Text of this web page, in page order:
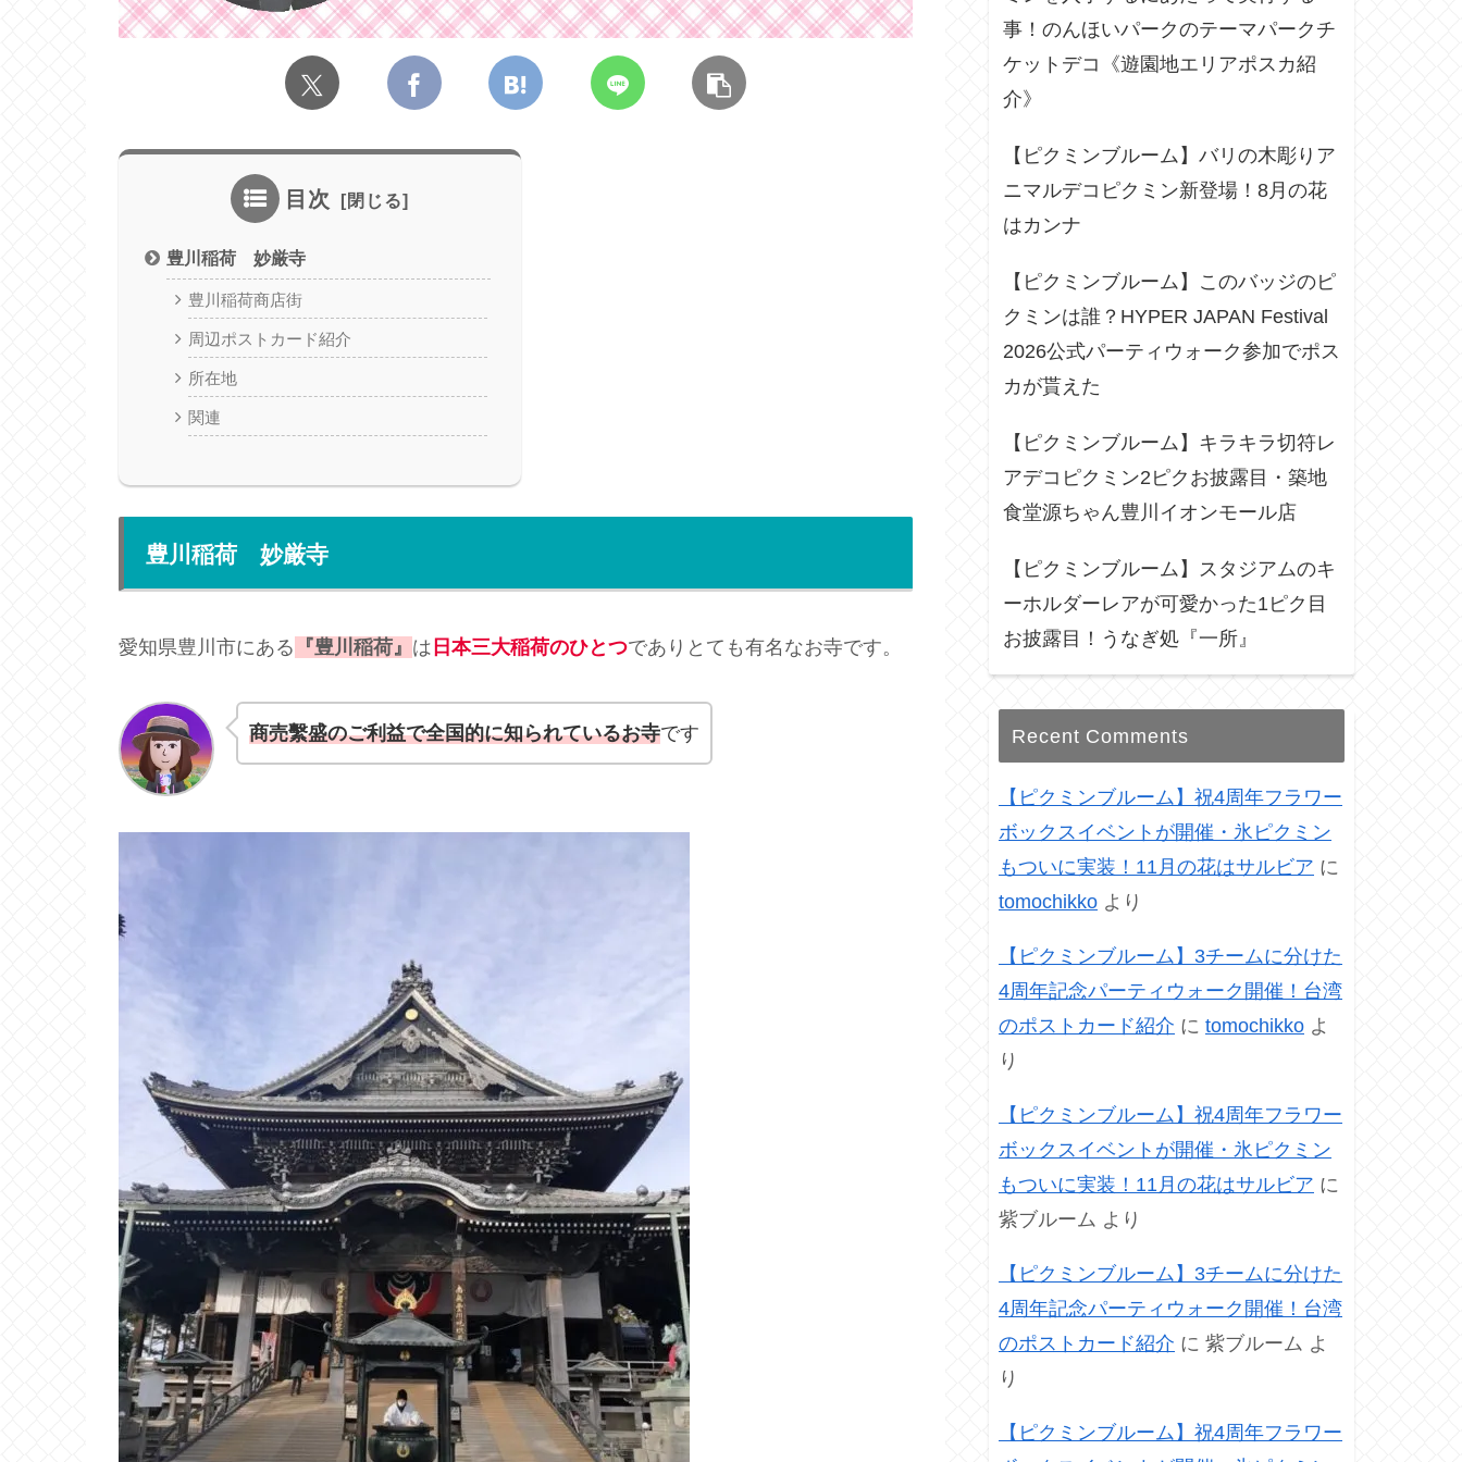
目次
豊川稲荷 妙厳寺
豊川稲荷商店街
周辺ポストカード紹介
所在地
関連
豊川稲荷 妙厳寺
愛知県豊川市にある 『豊川稲荷』 は 日本三大稲荷のひとつでありとても有名なお寺です。
商売繫盛のご利益で全国的に知られているお寺です
事！のんほいパークのテーマパークチ
ケットデコ《遊園地エリアポスカ紹
介》
【ピクミンブルーム】バリの木彫りア
ニマルデコピクミン新登場！8月の花
はカンナ
【ピクミンブルーム】このバッジのピ
クミンは誰？HYPER JAPAN Festival
2026公式パーティウォーク参加でポス
カが貰えた
【ピクミンブルーム】キラキラ切符レ
アデコピクミン2ピクお披露目・築地
食堂源ちゃん豊川イオンモール店
【ピクミンブルーム】スタジアムのキ
ーホルダーレアが可愛かった1ピク目
お披露目！うなぎ処『一所』
Recent Comments
【ピクミンブルーム】祝4周年フラワー
ボックスイベントが開催・氷ピクミン
もついに実装！11月の花はサルビア に
tomochikko より
【ピクミンブルーム】3チームに分けた
4周年記念パーティウォーク開催！台湾
のポストカード紹介 に tomochikko よ
り
【ピクミンブルーム】祝4周年フラワー
ボックスイベントが開催・氷ピクミン
もついに実装！11月の花はサルビア に
紫ブルーム より
【ピクミンブルーム】3チームに分けた
4周年記念パーティウォーク開催！台湾
のポストカード紹介 に 紫ブルーム よ
り
【ピクミンブルーム】祝4周年フラワー